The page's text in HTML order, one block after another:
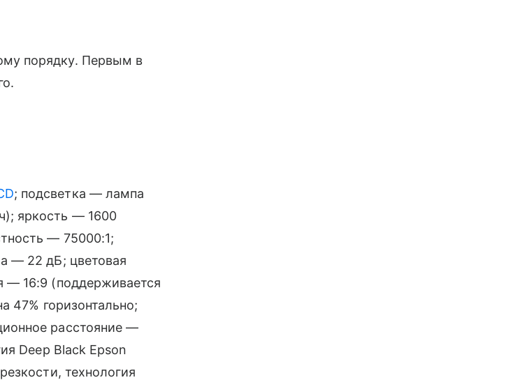
порядку. Первым в
; подсветка — лампа
яркость — 1600
— 75000:1;
— 22 дБ; цветовая
— 16:9 (поддерживается
47% горизонтально;
расстояние —
Deep Black Epson
технология